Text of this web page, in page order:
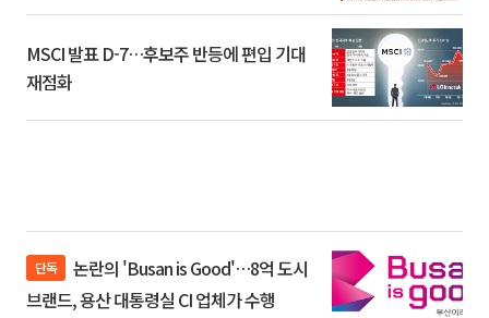
MSCI 발표 D-7…후보주 반등에 편입 기대
재점화
단독
브랜드, 용산 대통령실 CI 업체가 수행